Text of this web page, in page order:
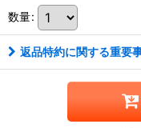
数量:
返品特約に関する重要